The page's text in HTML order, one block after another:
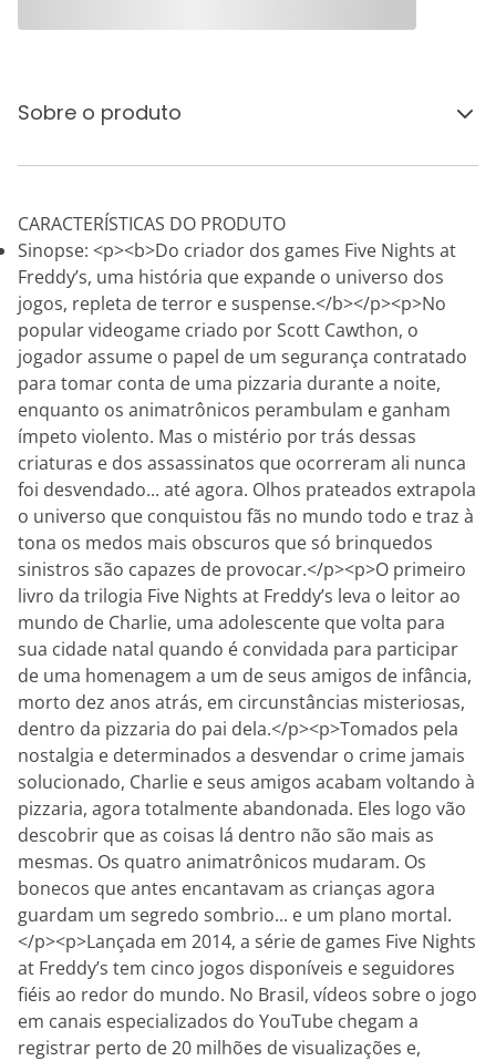
Sobre o produto
CARACTERÍSTICAS DO PRODUTO
Sinopse: <p><b>Do criador dos games Five Nights at
Freddy’s, uma história que expande o universo dos
jogos, repleta de terror e suspense.</b></p><p>No
popular videogame criado por Scott Cawthon, o
jogador assume o papel de um segurança contratado
para tomar conta de uma pizzaria durante a noite,
enquanto os animatrônicos perambulam e ganham
ímpeto violento. Mas o mistério por trás dessas
criaturas e dos assassinatos que ocorreram ali nunca
foi desvendado... até agora. Olhos prateados extrapola
o universo que conquistou fãs no mundo todo e traz à
tona os medos mais obscuros que só brinquedos
sinistros são capazes de provocar.</p><p>O primeiro
livro da trilogia Five Nights at Freddy’s leva o leitor ao
mundo de Charlie, uma adolescente que volta para
sua cidade natal quando é convidada para participar
de uma homenagem a um de seus amigos de infância,
morto dez anos atrás, em circunstâncias misteriosas,
dentro da pizzaria do pai dela.</p><p>Tomados pela
nostalgia e determinados a desvendar o crime jamais
solucionado, Charlie e seus amigos acabam voltando à
pizzaria, agora totalmente abandonada. Eles logo vão
descobrir que as coisas lá dentro não são mais as
mesmas. Os quatro animatrônicos mudaram. Os
bonecos que antes encantavam as crianças agora
guardam um segredo sombrio... e um plano mortal.
</p><p>Lançada em 2014, a série de games Five Nights
at Freddy’s tem cinco jogos disponíveis e seguidores
fiéis ao redor do mundo. No Brasil, vídeos sobre o jogo
em canais especializados do YouTube chegam a
registrar perto de 20 milhões de visualizações e,